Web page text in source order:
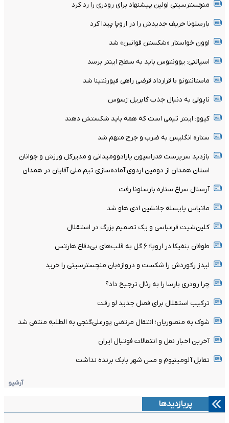
منچسترسیتی اولین پیشنهاد برای رودری را رد کرد
بارسلونا حریف جدیدش را در اروپا پیدا کرد
اوون خواستار «شکستن قوانین» شد
اسپالتی: یوونتوس باید به سطح اینتر برسد
ماستانتونو با قرارداد قرضی راهی فیورنتینا شد
ناپولی به دنبال جذب گابریل ژسوس
کیوو: اینتر تیمی است که همه باید شکستش دهند
ستاره انگلیس به ضرب و جرح متهم شد
بازدید سرپرست فدراسیون پارادوومیدانی و مدیرکل ورزش و جوانان
استان همدان از دومین اردوی آماده‌سازی تیم ملی آقایان در همدان
آرسنال سراغ ستاره بارسلونا رفت
ماتیاس یایسله جانشین ادی هاو شد
کلین‌شیت فرعباسی و یک تصمیم بزرگ در استقلال
طوفان بنفیکا در اروپا؛ ۶ گل به قلب‌های بی‌دفاع هارتس
لیدز رکوردش را شکست و دروازه‌بان منچسترسیتی را خرید
چرا رودری بارسا را به رئال ترجیح داد؟
ترکیب استقلال برای فصل جدید لو رفت
شوک به منصوریان؛ انتقال مرتضی پورعلی‌گنجی به الطلبه منتفی شد
آخرین اخبار نقل و انتقالات فوتبال ایران
تقابل آلومینیوم و مس شهر بابک برنده نداشت
آرشیو
پربازدیدها